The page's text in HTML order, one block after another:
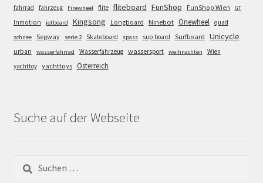
fahrrad
fahrzeug Firewheel flite fliteboard FunShop FunShop Wien GT
Inmotion jetboard Kingsong Longboard Ninebot Onewheel quad
schnee Segway serie 2 Skateboard spass sup board Surfboard Unicycle
urban wasserfahrrad Wasserfahrzeug wassersport weihnachten
Wien
yachttoy yachttoys Österreich
Suche auf der Webseite
Suchen
nach: